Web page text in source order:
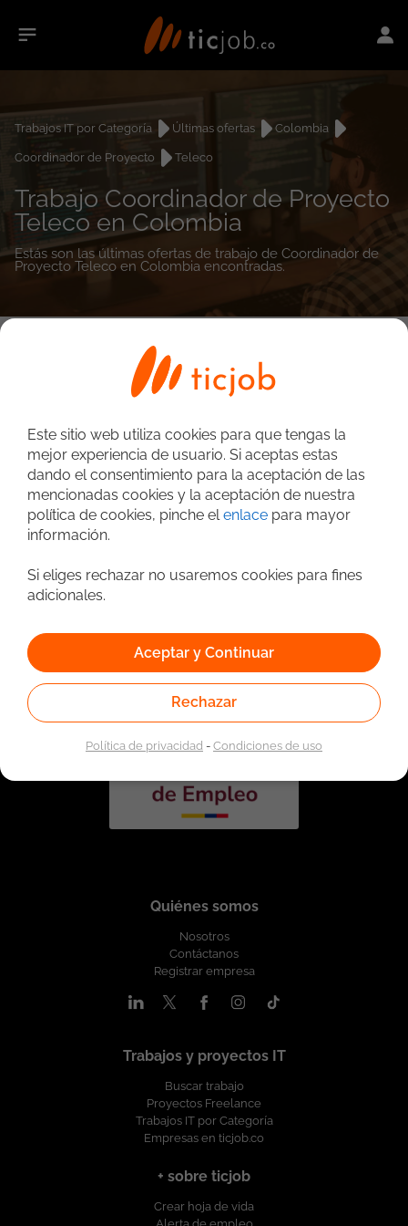
Trabajos IT por Categoría Últimas ofertas
Colombia
Coordinador de Proyecto
Teleco
Trabajo Coordinador de Proyecto
Teleco en Colombia
Estás son las últimas ofertas de trabajo de Coordinador de
Proyecto Teleco en Colombia encontradas.
empleos encontrados
del Servicio Público de Empleo según Resolución No.
0026 del 17 de Enero de 2023,
Quiénes somos
Nosotros
Contáctanos
Registrar empresa
Trabajos y proyectos IT
Buscar trabajo
Proyectos Freelance
Trabajos IT por Categoría
Empresas en ticjob.co
+ sobre ticjob
Crear hoja de vida
Este sitio web utiliza cookies para que tengas la
mejor experiencia de usuario. Si aceptas estas
dando el consentimiento para la aceptación de las
mencionadas cookies y la aceptación de nuestra
política de cookies, pinche elenlace para mayor
información.
Si eliges rechazar no usaremos cookies para fines
adicionales.
Aceptar y Continuar
Rechazar
Política de privacidad-Condiciones de uso